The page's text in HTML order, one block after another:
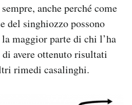
anche perché come
del singhiozzo possono
maggior parte di chi l’ha
avere ottenuto risultati
rimedi casalinghi.